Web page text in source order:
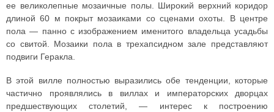
ее великолепные мозаичные полы. Широкий верхний коридор
длиной 60 м покрыт мозаиками со сценами охоты. В центре
пола — панно с изображением именитого владельца усадьбы
со свитой. Мозаики пола в трехапсидном зале представляют
подвиги Геракла.
В этой вилле полностью выразились обе тенденции, которые
частично проявлялись в виллах и императорских дворцах
предшествующих столетий, — интерес к построению